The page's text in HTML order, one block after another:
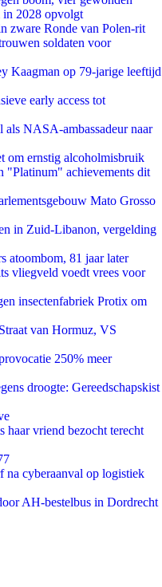
in 2028 opvolgt
zware Ronde van Polen-rit
soldaten voor
Kaagman op 79-jarige leeftijd
early access tot
NASA-ambassadeur naar
om ernstig alcoholmisbruik
achievements dit
Mato Grosso
in Zuid-Libanon, vergelding
atoombom, 81 jaar later
vliegveld voedt vrees voor
insectenfabriek Protix om
van Hormuz, VS
250% meer
droogte: Gereedschapskist
haar vriend bezocht terecht
cyberaanval op logistiek
AH-bestelbus in Dordrecht